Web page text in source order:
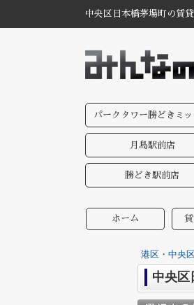
中央区日本橋茅場町の賃
パークタワー勝どきミ
月島駅前店
勝どき駅前店
ホーム
港区・中央
中央区